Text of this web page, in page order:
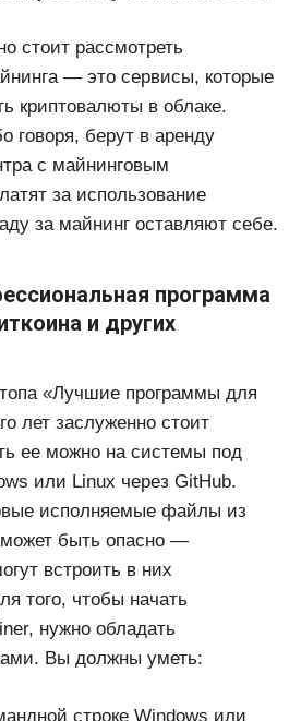
стоит рассмотреть
— это сервисы, которые
криптовалюты в облаке.
говоря, берут в аренду
с майнинговым
за использование
за майнинг оставляют себе.
программа
и других
«Лучшие программы для
лет заслуженно стоит
ее можно на системы под
или Linux через GitHub.
исполняемые файлы из
может быть опасно —
встроить в них
того, чтобы начать
нужно обладать
Вы должны уметь:
строке Windows или